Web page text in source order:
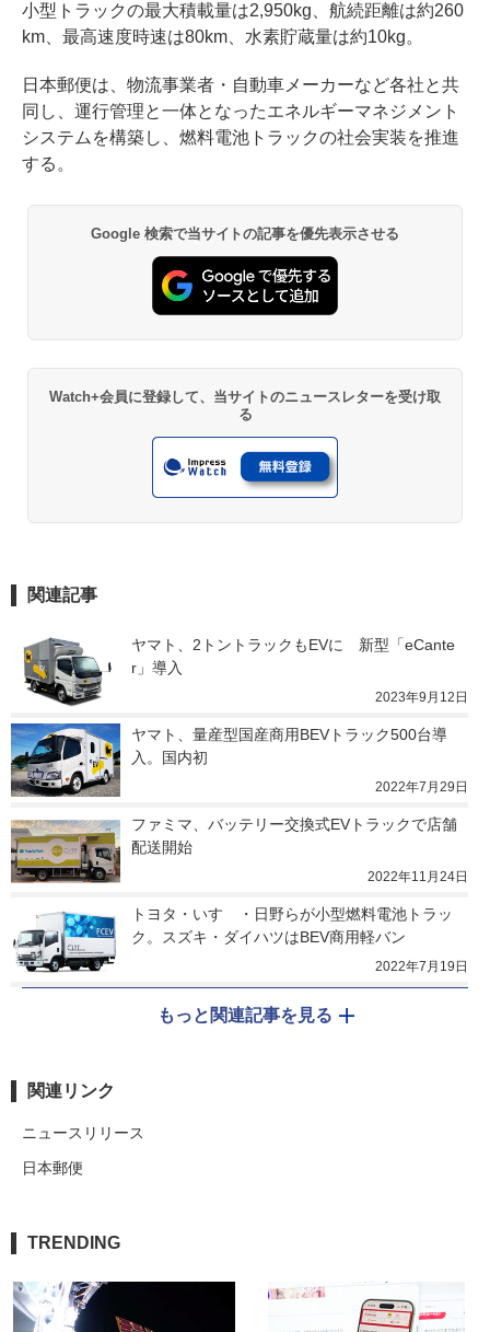
小型トラックの最大積載量は2,950kg、航続距離は約260
km、最高速度時速は80km、水素貯蔵量は約10kg。
日本郵便は、物流事業者・自動車メーカーなど各社と共
同し、運行管理と一体となったエネルギーマネジメント
システムを構築し、燃料電池トラックの社会実装を推進
する。
Google 検索で当サイトの記事を優先表示させる
Watch+会員に登録して、当サイトのニュースレターを受け取
る
関連記事
ヤマト、2トントラックもEVに　新型「eCante
r」導入
2023年9月12日
ヤマト、量産型国産商用BEVトラック500台導
入。国内初
2022年7月29日
ファミマ、バッテリー交換式EVトラックで店舗
配送開始
2022年11月24日
トヨタ・いすゞ・日野らが小型燃料電池トラッ
ク。スズキ・ダイハツはBEV商用軽バン
2022年7月19日
もっと関連記事を見る
関連リンク
ニュースリリース
日本郵便
TRENDING